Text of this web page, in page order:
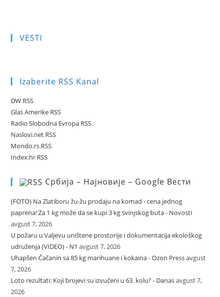
VESTI
Izaberite RSS Kanal
DW RSS
Glas Amerike RSS
Radio Slobodna Evropa RSS
Naslovi.net RSS
Mondo.rs RSS
Index.hr RSS
Србија – Најновије – Google Вести
(FOTO) Na Zlatiboru žu-žu prodaju na komad - cena jednog
paprena! Za 1 kg može da se kupi 3 kg svinjskog buta - Novosti
avgust 7, 2026
U požaru u Valjevu uništene prostorije i dokumentacija ekološkog
udruženja (VIDEO) - N1 avgust 7, 2026
Uhapšen Čačanin sa 85 kg marihuane i kokaina - Ozon Pressavgust
7, 2026
Loto rezultati: Koji brojevi su izvučeni u 63. kolu? - Danasavgust 7,
2026